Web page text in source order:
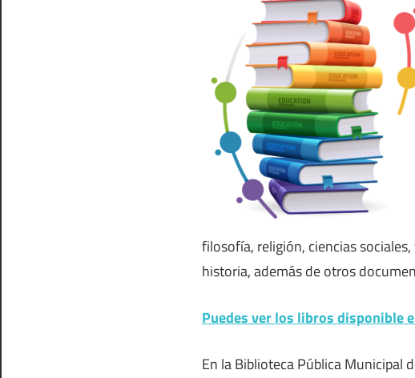
filosofía, religión, ciencias
historia, además de otros
Puedes ver los libros disponible
En la Biblioteca Pública Municipal